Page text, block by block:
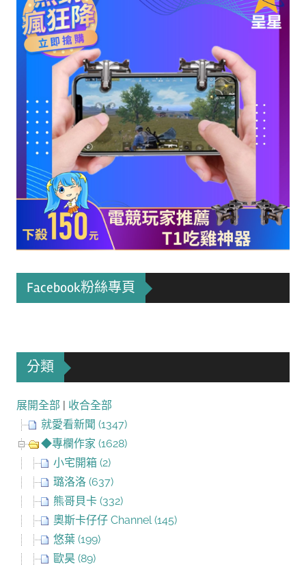
Facebook粉絲專頁
分類
展開全部 | 收合全部
就愛看新聞 (1347)
◆專欄作家 (1628)
小宅開箱 (2)
璐洛洛 (637)
熊哥貝卡 (332)
奧斯卡仔仔 Channel (145)
悠葉 (199)
歐昊 (89)